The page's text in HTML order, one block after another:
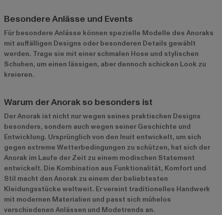
Besondere Anlässe und Events
Für besondere Anlässe können spezielle Modelle des Anoraks
mit auffälligen Designs oder besonderen Details gewählt
werden. Trage sie mit einer schmalen Hose und stylischen
Schuhen, um einen lässigen, aber dennoch schicken Look zu
kreieren.
Warum der Anorak so besonders ist
Der Anorak ist nicht nur wegen seines praktischen Designs
besonders, sondern auch wegen seiner Geschichte und
Entwicklung. Ursprünglich von den Inuit entwickelt, um sich
gegen extreme Wetterbedingungen zu schützen, hat sich der
Anorak im Laufe der Zeit zu einem modischen Statement
entwickelt. Die Kombination aus Funktionalität, Komfort und
Stil macht den Anorak zu einem der beliebtesten
Kleidungsstücke weltweit. Er vereint traditionelles Handwerk
mit modernen Materialien und passt sich mühelos
verschiedenen Anlässen und Modetrends an.